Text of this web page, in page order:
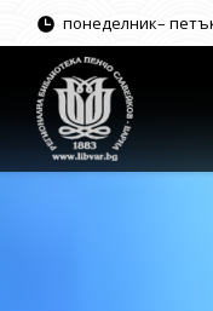
понеделник–